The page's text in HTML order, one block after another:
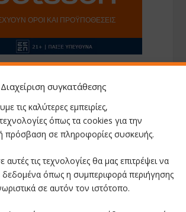
Διαχείριση συγκατάθεσης
τις καλύτερες εμπειρίες,
όπως τα cookies για την
πρόσβαση σε πληροφορίες συσκευής.
τις τεχνολογίες θα μας επιτρέψει να
δεδομένα όπως η συμπεριφορά περιήγησης
σε αυτόν τον ιστότοπο.
ΜΑΣ